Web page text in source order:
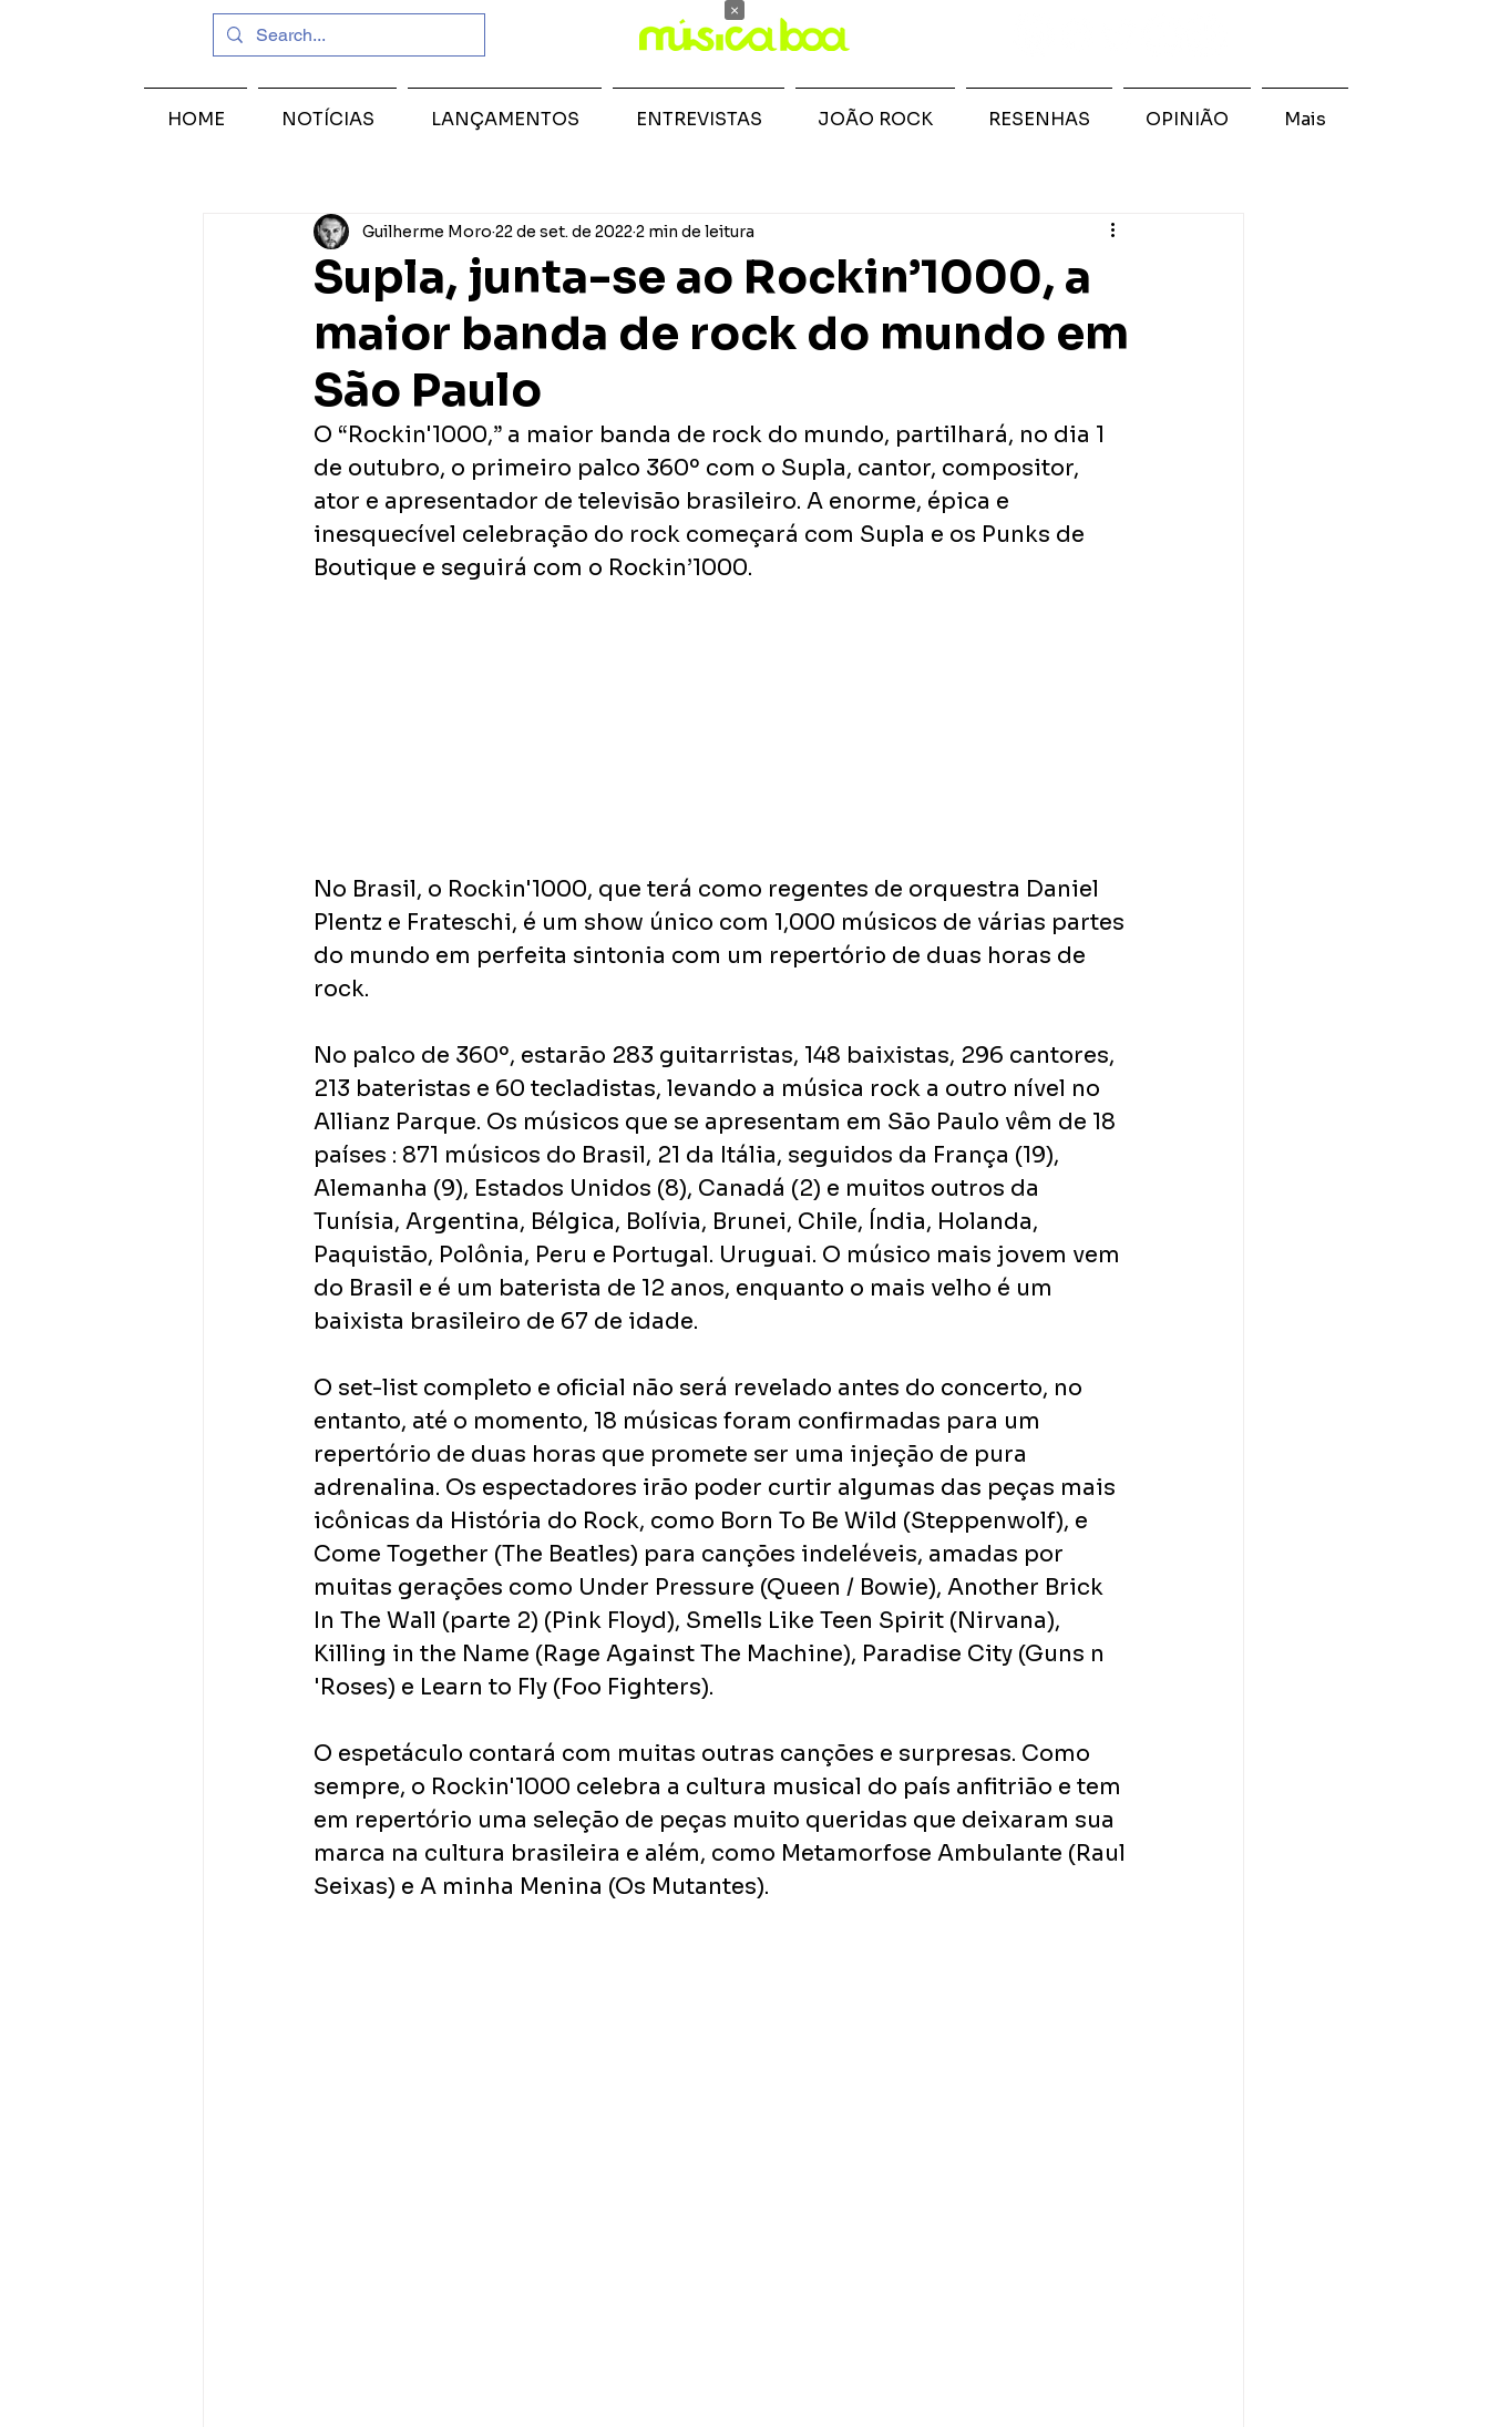
Supla, junta-se ao Rockin’1000, a
maior banda de rock do mundo em
São Paulo
Guilherme Moro 22 de set. de 2022 2 min de leitura
O “Rockin'1000,” a maior banda de rock do mundo, partilhará, no dia 1
de outubro, o primeiro palco 360º com o Supla, cantor, compositor,
ator e apresentador de televisão brasileiro. A enorme, épica e
inesquecível celebração do rock começará com Supla e os Punks de
Boutique e seguirá com o Rockin’1000.
No Brasil, o Rockin'1000, que terá como regentes de orquestra Daniel
Plentz e Frateschi, é um show único com 1,000 músicos de várias partes
do mundo em perfeita sintonia com um repertório de duas horas de
rock.
No palco de 360º, estarão 283 guitarristas, 148 baixistas, 296 cantores,
213 bateristas e 60 tecladistas, levando a música rock a outro nível no
Allianz Parque. Os músicos que se apresentam em São Paulo vêm de 18
países : 871 músicos do Brasil, 21 da Itália, seguidos da França (19),
Alemanha (9), Estados Unidos (8), Canadá (2) e muitos outros da
Tunísia, Argentina, Bélgica, Bolívia, Brunei, Chile, Índia, Holanda,
Paquistão, Polônia, Peru e Portugal. Uruguai. O músico mais jovem vem
do Brasil e é um baterista de 12 anos, enquanto o mais velho é um
baixista brasileiro de 67 de idade.
O set-list completo e oficial não será revelado antes do concerto, no
entanto, até o momento, 18 músicas foram confirmadas para um
repertório de duas horas que promete ser uma injeção de pura
adrenalina. Os espectadores irão poder curtir algumas das peças mais
icônicas da História do Rock, como Born To Be Wild (Steppenwolf), e
Come Together (The Beatles) para canções indeléveis, amadas por
muitas gerações como Under Pressure (Queen / Bowie), Another Brick
In The Wall (parte 2) (Pink Floyd), Smells Like Teen Spirit (Nirvana),
Killing in the Name (Rage Against The Machine), Paradise City (Guns n
'Roses) e Learn to Fly (Foo Fighters).
O espetáculo contará com muitas outras canções e surpresas. Como
sempre, o Rockin'1000 celebra a cultura musical do país anfitrião e tem
em repertório uma seleção de peças muito queridas que deixaram sua
marca na cultura brasileira e além, como Metamorfose Ambulante (Raul
Seixas) e A minha Menina (Os Mutantes).
HOME NOTÍCIAS LANÇAMENTOS ENTREVISTAS JOÃO ROCK RESENHAS OPINIÃO Mais
×